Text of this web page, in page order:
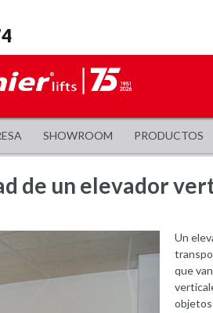
SHOWROOM PRODUCTOS
de un elevador
Un
que
objetos